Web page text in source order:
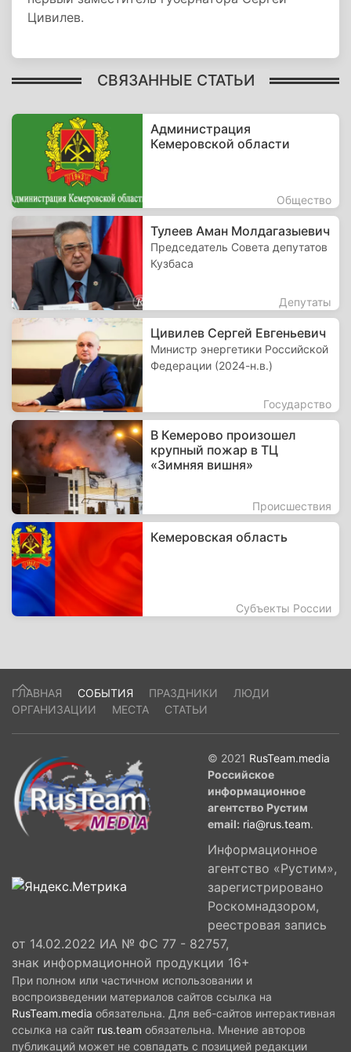
Цивилев.
СВЯЗАННЫЕ СТАТЬИ
Администрация
Кемеровской области
Общество
Тулеев Аман Молдагазыевич
Председатель Совета депутатов
Кузбаса
Депутаты
Цивилев Сергей Евгеньевич
Министр энергетики Российской
Федерации (2024-н.в.)
Государство
В Кемерово произошел
крупный пожар в ТЦ
«Зимняя вишня»
Происшествия
Кемеровская область
Субъекты России
ГЛАВНАЯ СОБЫТИЯ ПРАЗДНИКИ
ЛЮДИ
ОРГАНИЗАЦИИ
МЕСТА СТАТЬИ
© 2021 RusTeam.media
Российское
информационное
агентство Рустим
email: ria@rus.team.
Информационное
агентство «Рустим»,
зарегистрировано
Роскомнадзором,
реестровая запись
от 14.02.2022 ИА № ФС 77 - 82757,
знак информационной продукции 16+
При полном или частичном использовании и
воспроизведении материалов сайтов ссылка на
RusTeam.media обязательна. Для веб-сайтов интерактивная
ссылка на сайт rus.team обязательна. Мнение авторов
публикаций может не совпадать с позицией редакции